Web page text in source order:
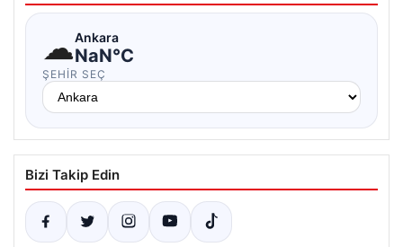
☁Ankara
NaN°C
ŞEHIR SEÇ
Bizi Takip Edin